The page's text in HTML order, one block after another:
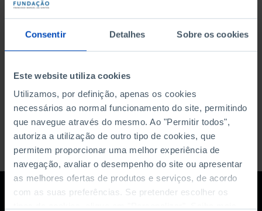
Consentir Detalhes Sobre os cookies
Este website utiliza cookies
Utilizamos, por definição, apenas os cookies
necessários ao normal funcionamento do site, permitindo
que navegue através do mesmo. Ao "Permitir todos",
autoriza a utilização de outro tipo de cookies, que
permitem proporcionar uma melhor experiência de
navegação, avaliar o desempenho do site ou apresentar
as melhores ofertas de produtos e serviços, de acordo
com as suas preferências. Se pretender escolher os
DATA DE INÍCIO
DATA DE FIM